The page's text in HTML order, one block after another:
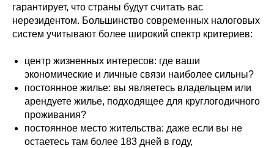
гарантирует, что страны будут считать вас
нерезидентом. Большинство современных налоговых
систем учитывают более широкий спектр критериев:
центр жизненных интересов: где ваши
экономические и личные связи наиболее сильны?
постоянное жилье: вы являетесь владельцем или
арендуете жилье, подходящее для круглогодичного
проживания?
постоянное место жительства: даже если вы не
остаетесь там более 183 дней в году,